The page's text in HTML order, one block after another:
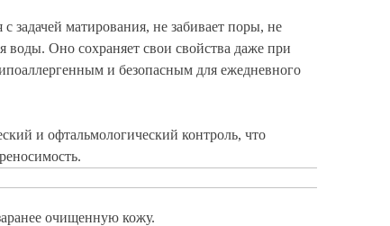
задачей матирования, не забивает поры, не
воды. Оно сохраняет свои свойства даже при
и безопасным для ежедневного
и офтальмологический контроль, что
очищенную кожу.